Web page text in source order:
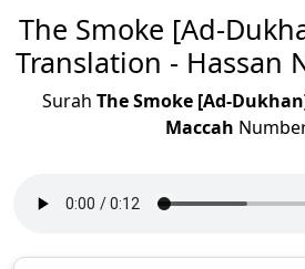
The Smoke [Ad-
Translation - Hassan
Surah The Smoke [Ad-
Maccah